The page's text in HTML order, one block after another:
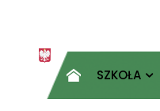
 SZKOŁA